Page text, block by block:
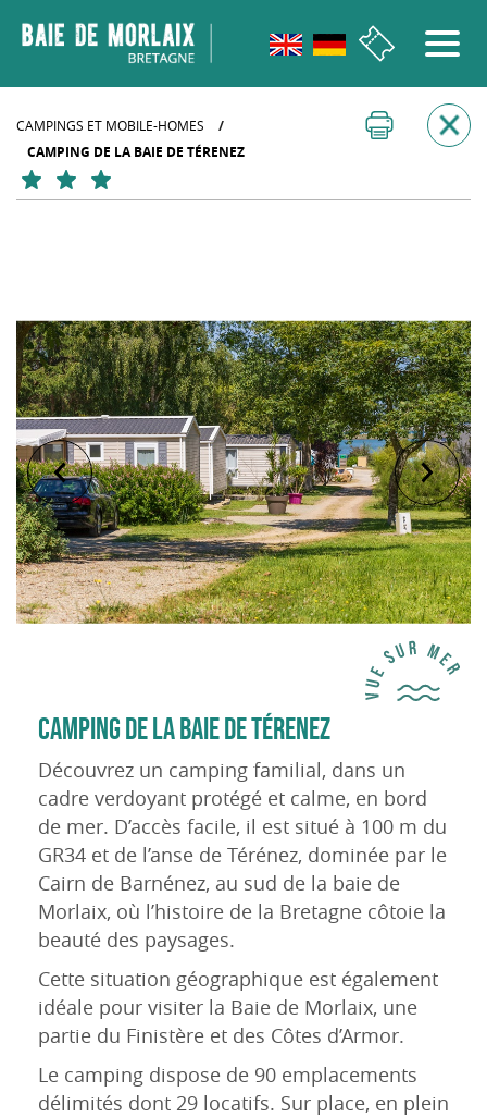
CAMPINGS ET MOBILE-HOMES
/
CAMPING DE LA BAIE DE TÉRENEZ
CAMPING DE LA BAIE DE TÉRENEZ
Découvrez un camping familial, dans un
cadre verdoyant protégé et calme, en bord
de mer. D’accès facile, il est situé à 100 m du
GR34 et de l’anse de Térénez, dominée par le
Cairn de Barnénez, au sud de la baie de
Morlaix, où l’histoire de la Bretagne côtoie la
beauté des paysages.
Cette situation géographique est également
idéale pour visiter la Baie de Morlaix, une
partie du Finistère et des Côtes d’Armor.
Le camping dispose de 90 emplacements
délimités dont 29 locatifs. Sur place, en plein